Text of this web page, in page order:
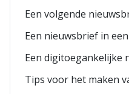
Een volgende
Een nieuwsbrief in
Een digitoegankelijke
Tips voor het maken